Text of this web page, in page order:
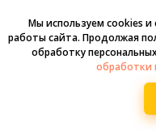
Не
Мы используем cookies и
работы сайта. Продолжая
обработку
обработки